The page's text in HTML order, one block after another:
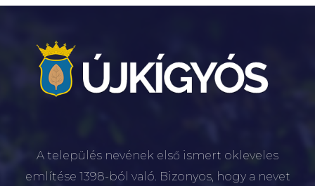
A település nevének első ismert okleveles
említése 1398-ból való. Bizonyos, hogy a nevet